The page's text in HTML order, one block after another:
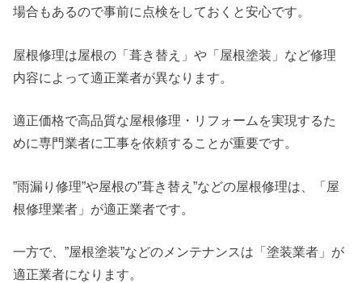
場合もあるので事前に点検をしておくと安心です。
屋根修理は屋根の「葺き替え」や「屋根塗装」など修理
内容によって適正業者が異なります。
適正価格で高品質な屋根修理・リフォームを実現するた
めに専門業者に工事を依頼することが重要です。
”雨漏り修理”や屋根の”葺き替え”などの屋根修理は、「屋
根修理業者」が適正業者です。
一方で、”屋根塗装”などのメンテナンスは「塗装業者」が
適正業者になります。